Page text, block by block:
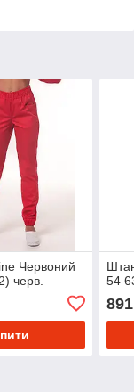
Червоний
черв.
54